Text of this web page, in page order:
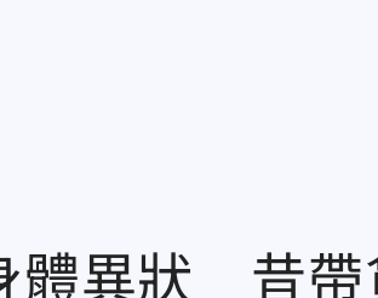
體異狀 昔帶